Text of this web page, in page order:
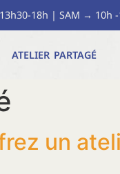
18h | SAM → 10h
ATELIER PARTAGÉ
un